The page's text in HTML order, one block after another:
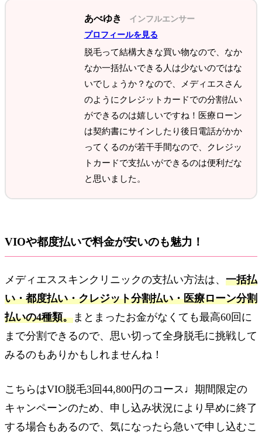
あべゆき
インフルエンサー
プロフィールを見る
脱毛って結構大きな買い物なので、なか
なか一括払いできる人は少ないのではな
いでしょうか？なので、メディエスさん
のようにクレジットカードでの分割払い
ができるのは嬉しいですね！医療ローン
は契約書にサインしたり後日電話がかか
ってくるのが若干手間なので、クレジッ
トカードで支払いができるのは便利だな
と思いました。
VIOや都度払いで料金が安いのも魅力！
メディエススキンクリニックの支払い方法は、 一括払
い・都度払い・クレジット分割払い・医療ローン分割
払いの4種類。まとまったお金がなくても最高60回に
まで分割できるので、思い切って全身脱毛に挑戦して
みるのもありかもしれませんね！
こちらはVIO脱毛3回44,800円のコース♩期間限定の
キャンペーンのため、申し込み状況により早めに終了
する場合もあるので、気になったら急いで申し込むこ